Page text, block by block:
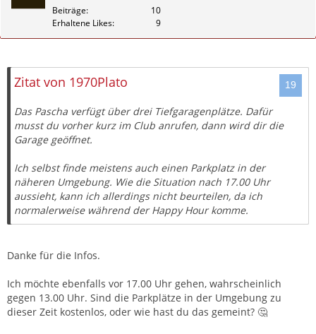
Beiträge
10
Erhaltene Likes
9
Zitat von 1970Plato
Das Pascha verfügt über drei Tiefgaragenplätze. Dafür
musst du vorher kurz im Club anrufen, dann wird dir die
Garage geöffnet.
Ich selbst finde meistens auch einen Parkplatz in der
näheren Umgebung. Wie die Situation nach 17.00 Uhr
aussieht, kann ich allerdings nicht beurteilen, da ich
normalerweise während der Happy Hour komme.
Danke für die Infos.
Ich möchte ebenfalls vor 17.00 Uhr gehen, wahrscheinlich
gegen 13.00 Uhr. Sind die Parkplätze in der Umgebung zu
dieser Zeit kostenlos, oder wie hast du das gemeint? 🤔
Zitieren